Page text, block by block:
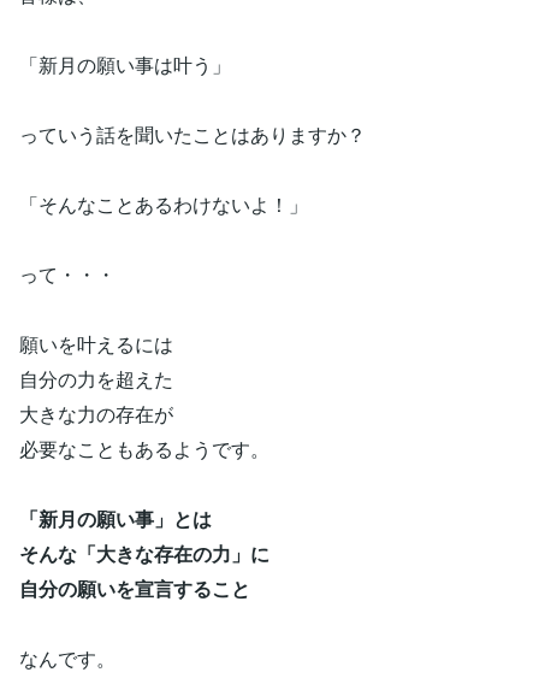
「新月の願い事は叶う」
っていう話を聞いたことはありますか？
「そんなことあるわけないよ！」
って・・・
願いを叶えるには
自分の力を超えた
大きな力の存在が
必要なこともあるようです。
「新月の願い事」とは
そんな「大きな存在の力」に
自分の願いを宣言すること
なんです。